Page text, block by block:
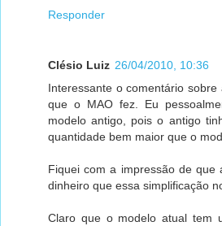
Responder
Clésio Luiz 26/04/2010, 10:36
Interessante o comentário
que o MAO fez. Eu
modelo antigo, pois o antigo
quantidade bem maior que o
Fiquei com a impressão de que
dinheiro que essa simplificação
Claro que o modelo atual tem